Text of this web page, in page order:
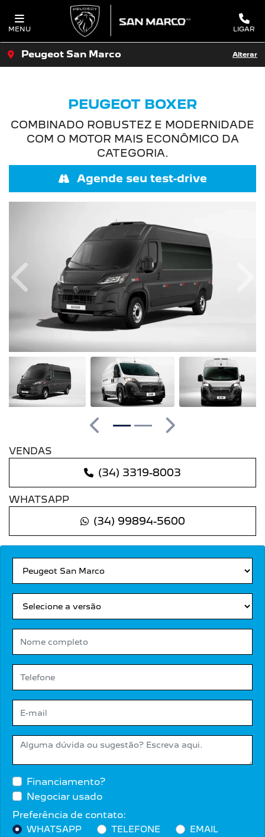
MENU LIGAR
Peugeot San Marco Alterar
PEUGEOT BOXER
COMBINADO ROBUSTEZ E MODERNIDADE
COM O MOTOR MAIS ECONÔMICO DA
CATEGORIA.
Agende seu test-drive
Financiamento?
Negociar usado
Preferência de contato:
WHATSAPP TELEFONE EMAIL
Anterior
Anterior Próximo
VENDAS
(34) 3319-8003
WHATSAPP
(34) 99894-5600